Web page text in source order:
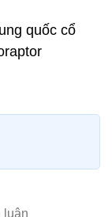
quốc cổ